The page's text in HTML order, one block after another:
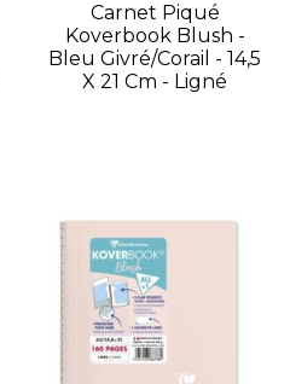
Carnet Piqué
Koverbook Blush -
Bleu Givré/Corail - 14,5
X 21 Cm - Ligné